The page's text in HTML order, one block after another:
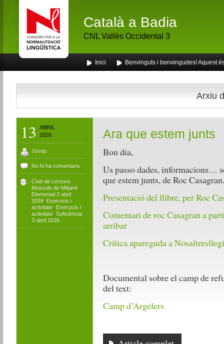
Català a Badia
CNL Vallès Occidental 3
Inici Benvinguts i benvingudes! Aquest
Arxiu
13
ABRIL
2026
Josep
No hi ha comentaris
Club de Lectura.
Mussols de Mitjanit,
Elemental 3 abril
2026, Exercicis i
activitats
Exercicis i
activitats Suficiència
3 abril 2026
Ara que estem junts
Bon dia,
Us passo dades, informacions…
que estem junts, de Roc Casagran.
Presentació del llibre, per Roc
Comentari de roc Casagran a
arribar
Crítica apareguda a
Documental sobre el camp de
del text:
Camp d’Argelers